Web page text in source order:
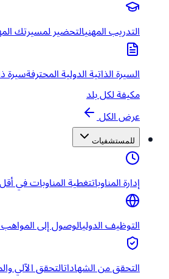
التدريب المهنيالتحضير لمسيرتك
السيرة الذاتية الدولية المحترفةسيرة
مكيفة لكل بلد
عرض الكل
للمستشفيات
إدارة المناوباتتغطية المناوبات في أقل من
التوظيف الدوليالوصول إلى المواهب
التحقق من الشهاداتالتحقق الآلي